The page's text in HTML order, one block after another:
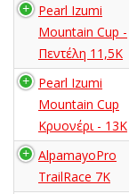
Pearl Izumi
Mountain Cup -
Πεντέλη 11,5Κ
Pearl Izumi
Mountain Cup
Κρυονέρι - 13K
AlpamayoPro
TrailRace 7K